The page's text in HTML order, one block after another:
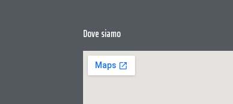
Dove siamo